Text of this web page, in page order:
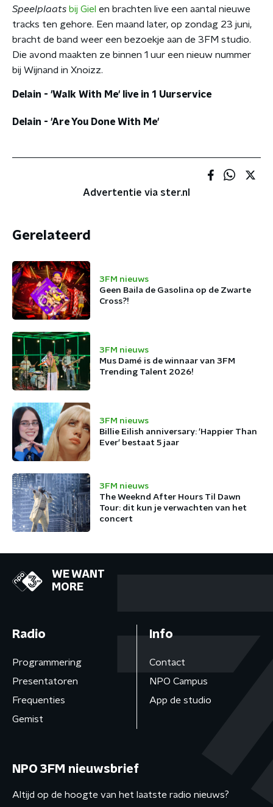
Speelplaats bij Giel en brachten live een aantal nieuwe
tracks ten gehore. Een maand later, op zondag 23 juni,
bracht de band weer een bezoekje aan de 3FM studio.
Die avond maakten ze binnen 1 uur een nieuw nummer
bij Wijnand in Xnoizz.
Delain - 'Walk With Me' live in 1 Uurservice
Delain - 'Are You Done With Me'
Advertentie via ster.nl
Gerelateerd
3FM nieuws
Geen Baila de Gasolina op de Zwarte
Cross?!
3FM nieuws
Mus Damé is de winnaar van 3FM
Trending Talent 2026!
3FM nieuws
Billie Eilish anniversary: 'Happier Than
Ever' bestaat 5 jaar
3FM nieuws
The Weeknd After Hours Til Dawn
Tour: dit kun je verwachten van het
concert
WE WANT
MORE
Radio
Programmering
Presentatoren
Frequenties
Gemist
Info
Contact
NPO Campus
App de studio
NPO 3FM nieuwsbrief
Altijd op de hoogte van het laatste radio nieuws?